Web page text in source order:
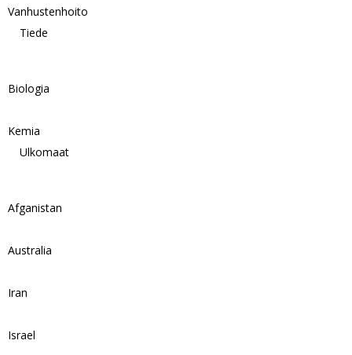
Vanhustenhoito
Tiede
Biologia
Kemia
Ulkomaat
Afganistan
Australia
Iran
Israel